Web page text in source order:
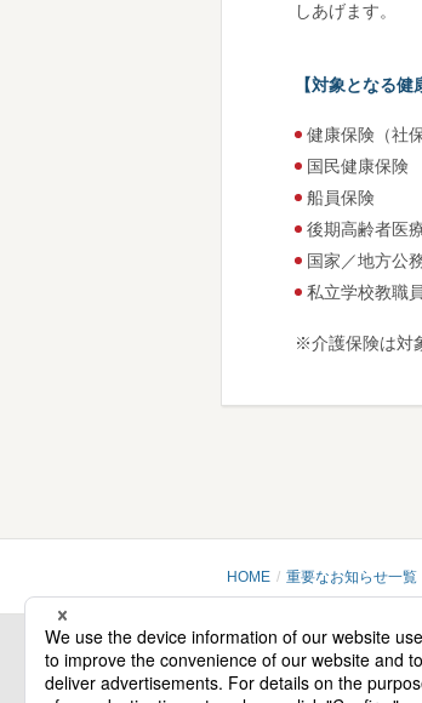
しあげます。
【対象となる健
健康保険（社
国民健康保険
船員保険
後期高齢者医
国家／地方公
私立学校教職
※介護保険は対
HOME 重要なお知らせ一覧
会社情報 プライバシーポリシー セキュリテ
個人情報の取扱いに関するお問い合わせ
当ウ